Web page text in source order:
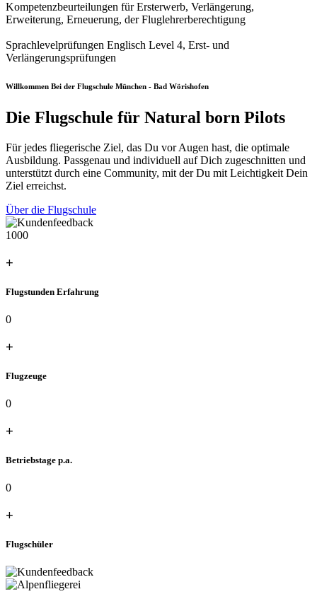
Kompetenzbeurteilungen für Ersterwerb, Verlängerung,
Erweiterung, Erneuerung, der Fluglehrerberechtigung
Sprachlevelprüfungen Englisch Level 4, Erst- und
Verlängerungsprüfungen
Willkommen Bei der Flugschule München - Bad Wörishofen
Die Flugschule für Natural born Pilots
Für jedes fliegerische Ziel, das Du vor Augen hast, die optimale
Ausbildung. Passgenau und individuell auf Dich zugeschnitten und
unterstützt durch eine Community, mit der Du mit Leichtigkeit Dein
Ziel erreichst.
Über die Flugschule
1000
+
Flugstunden Erfahrung
0
+
Flugzeuge
0
+
Betriebstage p.a.
0
+
Flugschüler